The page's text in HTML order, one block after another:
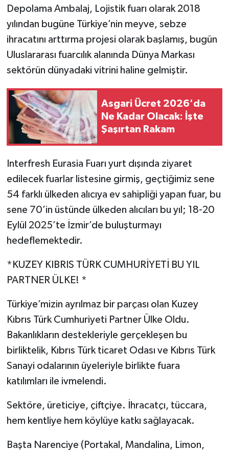
Depolama Ambalaj, Lojistik fuarı olarak 2018
yılından bugüne Türkiye’nin meyve, sebze
ihracatını arttırma projesi olarak başlamış, bugün
Uluslararası fuarcılık alanında Dünya Markası
sektörün dünyadaki vitrini haline gelmiştir.
Asgari Ücret 2026'da
Ne Kadar Olacak: İşte
Şaşırtan Rakam
Interfresh Eurasia Fuarı yurt dışında ziyaret
edilecek fuarlar listesine girmiş, geçtiğimiz sene
54 farklı ülkeden alıcıya ev sahipliği yapan fuar, bu
sene 70’in üstünde ülkeden alıcıları bu yıl; 18-20
Eylül 2025’te İzmir’de buluşturmayı
hedeflemektedir.
*KUZEY KIBRIS TÜRK CUMHURİYETİ BU YIL
PARTNER ÜLKE! *
Türkiye’mizin ayrılmaz bir parçası olan Kuzey
Kıbrıs Türk Cumhuriyeti Partner Ülke Oldu.
Bakanlıkların destekleriyle gerçekleşen bu
birliktelik, Kıbrıs Türk ticaret Odası ve Kıbrıs Türk
Sanayi odalarının üyeleriyle birlikte fuara
katılımları ile ivmelendi.
Sektöre, üreticiye, çiftçiye. İhracatçı, tüccara,
hem kentliye hem köylüye katkı sağlayacak.
Başta Narenciye (Portakal, Mandalina, Limon,